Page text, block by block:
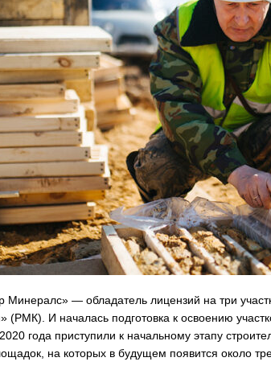
Минералс» — обладатель лицензий на три
(РМК). И началась подготовка к освоению
года приступили к начальному этапу
на которых в будущем появится около